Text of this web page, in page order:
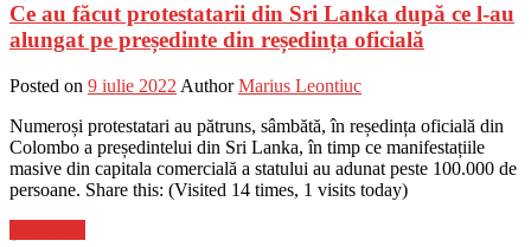
Ce au făcut protestatarii din Sri Lanka după ce l-au
alungat pe președinte din reședința oficială
Posted on 9 iulie 2022 Author Marius Leontiuc
Numeroși protestatari au pătruns, sâmbătă, în reședința oficială din
Colombo a președintelui din Sri Lanka, în timp ce manifestațiile
masive din capitala comercială a statului au adunat peste 100.000 de
persoane. Share this: (Visited 14 times, 1 visits today)